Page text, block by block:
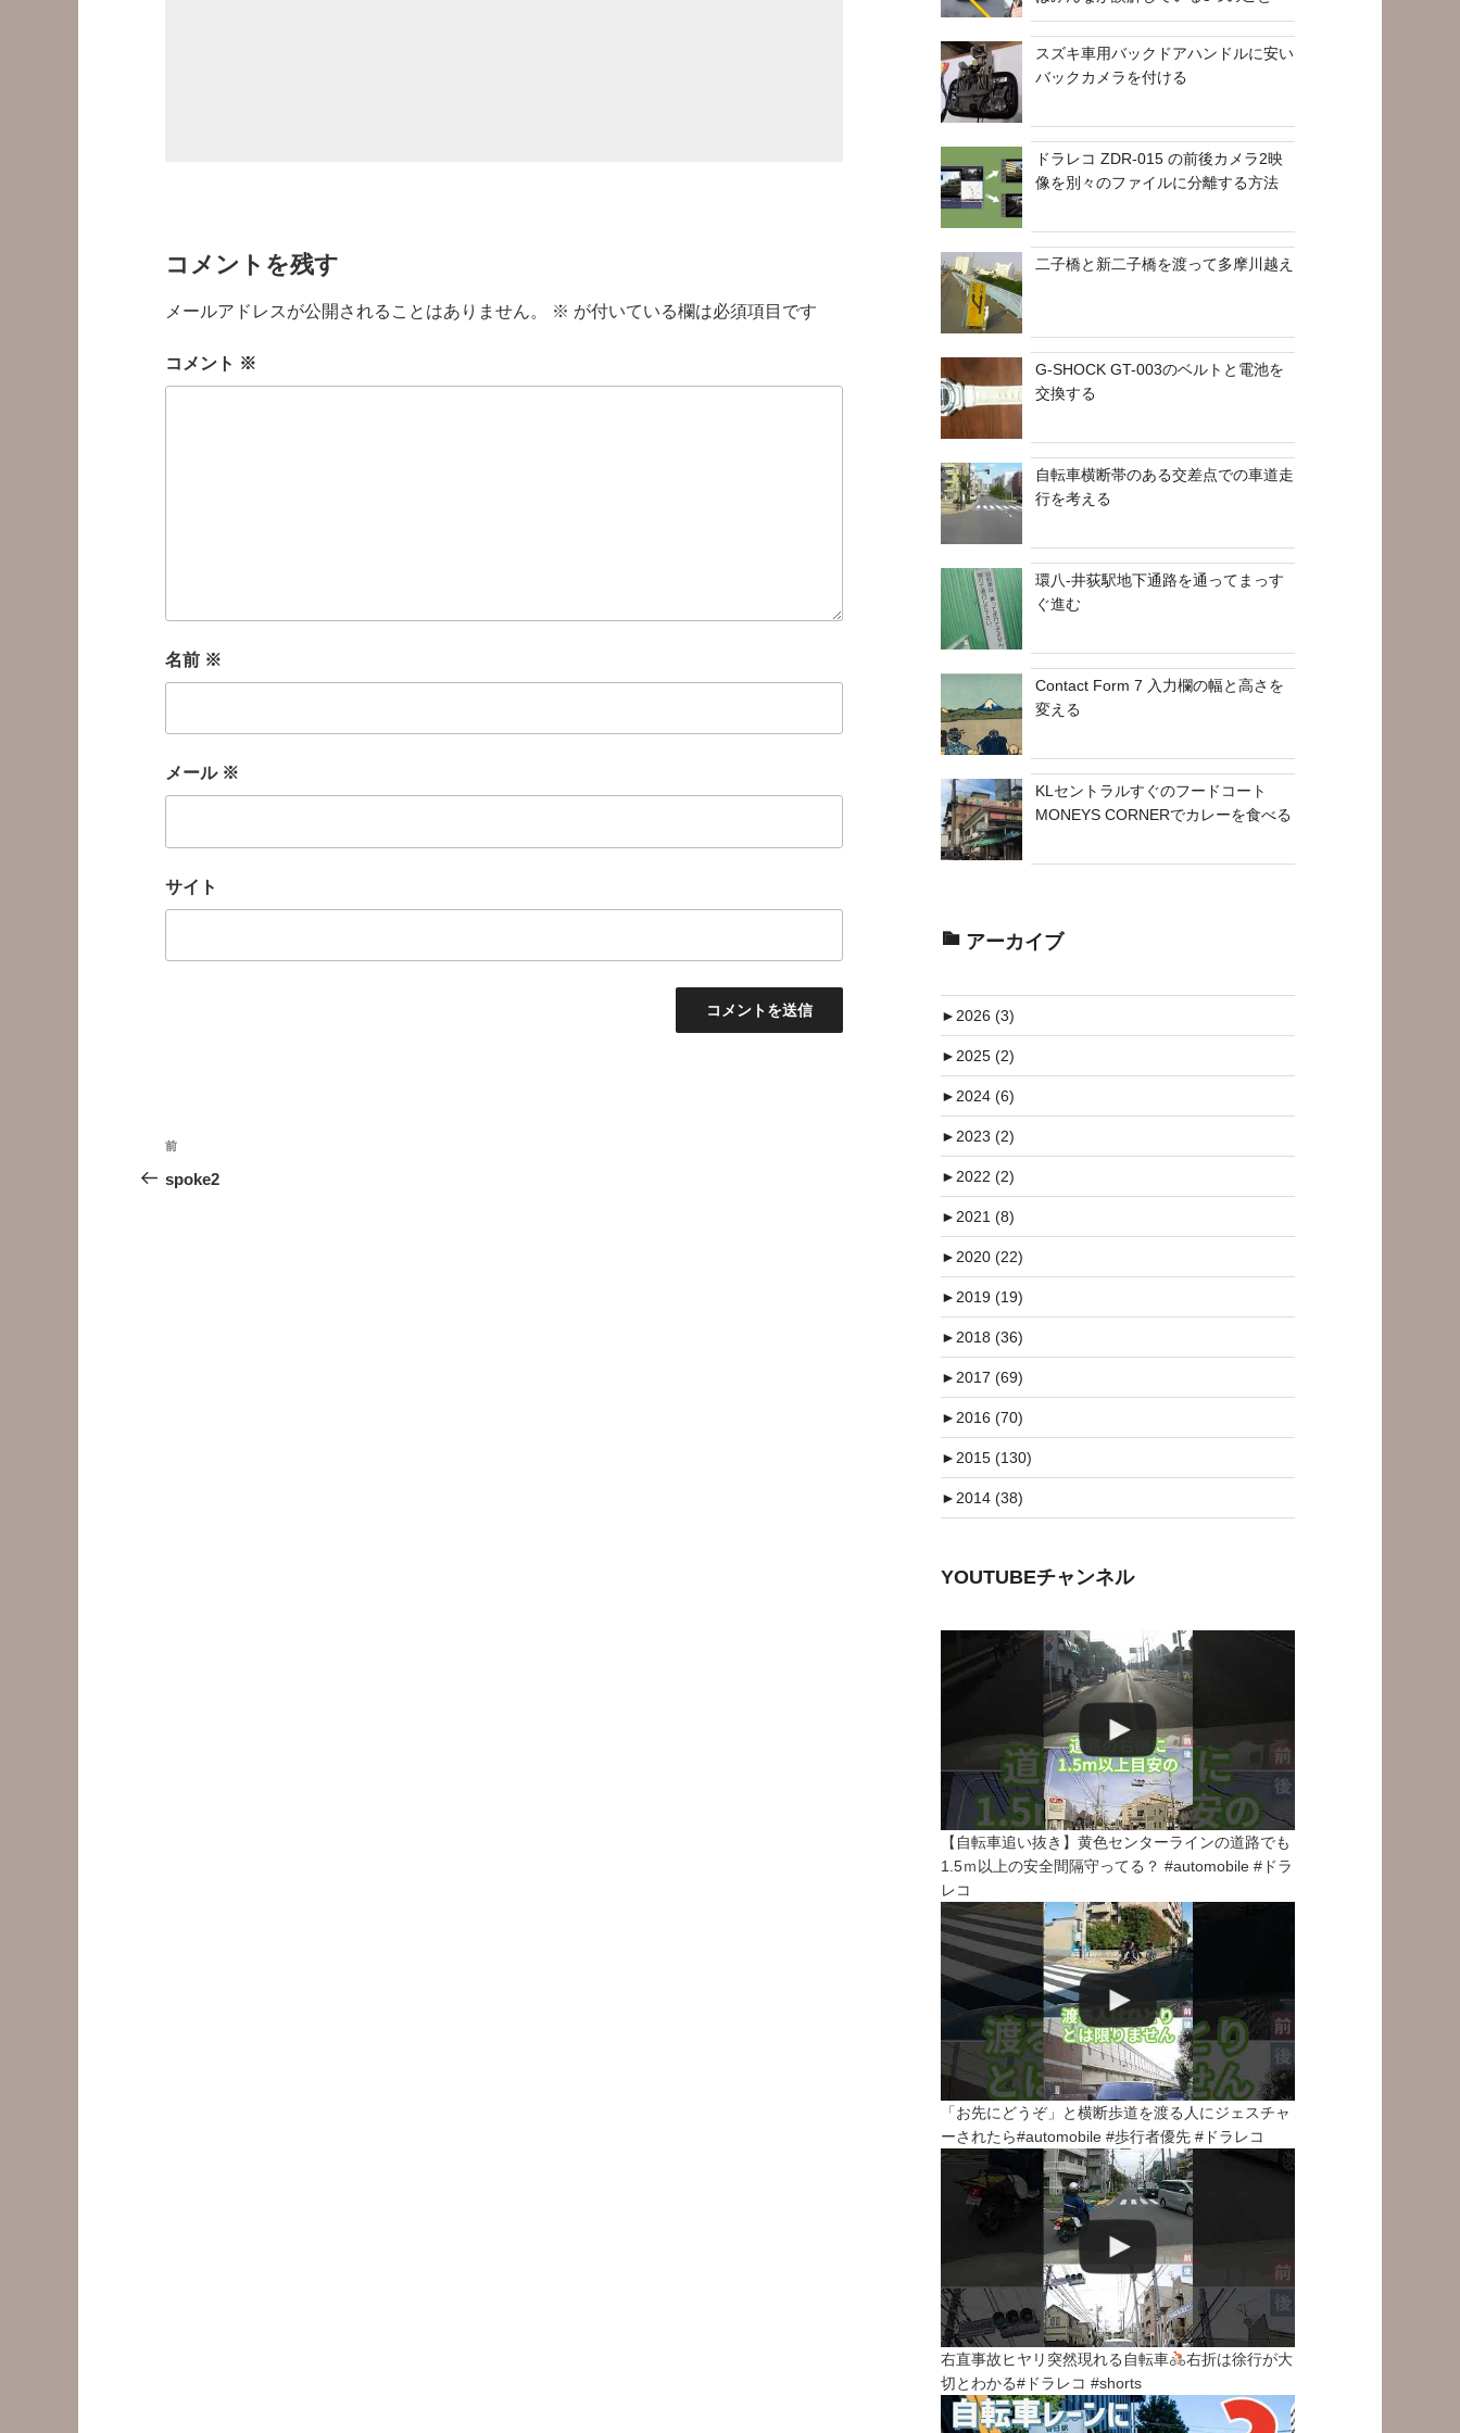
コメントを残す
メールアドレスが公開されることはありません。 ※ が付いている欄は必須項目です
コメント ※
名前 ※
メール ※
サイト
投
稿
前
の
前
spoke2
スズキ車用バックドアハンドルに安い
バックカメラを付ける
ドラレコ ZDR-015 の前後カメラ2映
像を別々のファイルに分離する方法
二子橋と新二子橋を渡って多摩川越え
G-SHOCK GT-003のベルトと電池を
交換する
自転車横断帯のある交差点での車道走
行を考える
環八-井荻駅地下通路を通ってまっす
ぐ進む
Contact Form 7 入力欄の幅と高さを
変える
KLセントラルすぐのフードコート
MONEYS CORNERでカレーを食べる
アーカイブ
►2026 (3)
►2025 (2)
►2024 (6)
►2023 (2)
►2022 (2)
►2021 (8)
►2020 (22)
►2019 (19)
►2018 (36)
►2017 (69)
►2016 (70)
►2015 (130)
►2014 (38)
YOUTUBEチャンネル
【自転車追い抜き】黄色センターラインの道路でも
1.5ｍ以上の安全間隔守ってる？ #automobile #ドラ
レコ
「お先にどうぞ」と横断歩道を渡る人にジェスチャ
ーされたら#automobile #歩行者優先 #ドラレコ
右直事故ヒヤリ突然現れる自転車
右折は徐行が大
切とわかる#ドラレコ #shorts